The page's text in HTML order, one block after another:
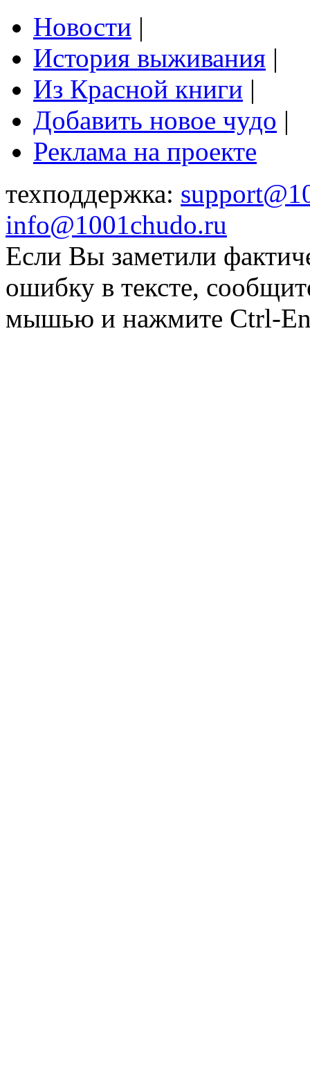
Новости |
История выживания |
Из Красной книги |
Добавить новое чудо |
Реклама на проекте
техподдержка:
info@1001chudo.ru
Если Вы заметили
ошибку в тексте,
мышью и нажмите Ctrl-